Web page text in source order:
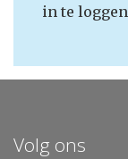
in te
Volg ons